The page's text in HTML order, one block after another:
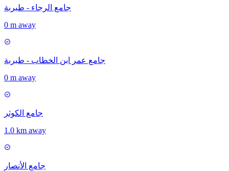
جامع الرجاء - طبربة
0 m away
جامع عمر ابن الخطاب - طبربة
0 m away
جامع الكوثر
1.0 km away
جامع الأنصار